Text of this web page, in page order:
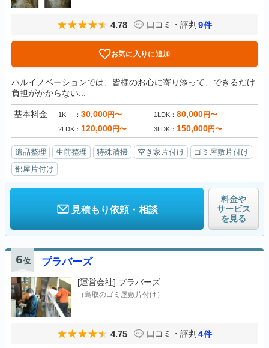
4.78 口コミ・評判 9件
お気に入りに追加
ハルイノベーションでは、皆様のお心に寄り添って、できるだけ
負担がかからない...
基本料金 1K 30,000円〜 1LDK 80,000円〜
2LDK 120,000円〜 3LDK 150,000円〜
遺品整理 生前整理 特殊清掃 空き家片付け
ゴミ屋敷片付け
部屋片付け
見積もり依頼・相談
料金や
サービス
を見る
6位 プラバーズ
[運営会社] プラバーズ
（鳥取のゴミ屋敷片付け）
4.75 口コミ・評判 4件